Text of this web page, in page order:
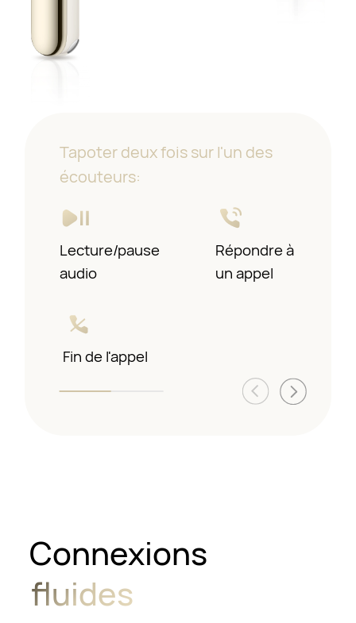
Tapoter deux fois sur l'un des
écouteurs:
Lecture/pause
audio
Répondre à
un appel
Fin de l'appel
Piste
précédente/suivante
Connexions
fluides